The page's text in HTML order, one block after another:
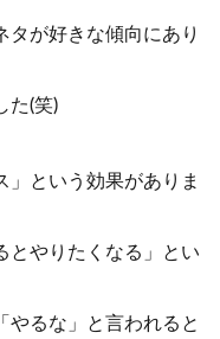
タが好きな傾向にあり
た(笑)
」という効果がありま
とやりたくなる」とい
やるな」と言われると